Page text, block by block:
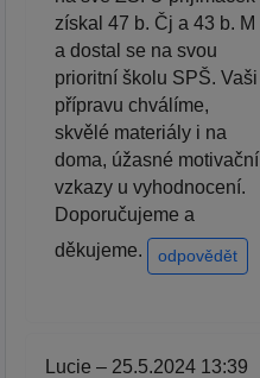
získal 47 b. Čj a 43 b. M
a dostal se na svou
prioritní školu SPŠ. Vaši
přípravu chválíme,
skvělé materiály i na
doma, úžasné motivační
vzkazy u vyhodnocení.
Doporučujeme a
děkujeme.
odpovědět
Lucie – 25.5.2024 13:39